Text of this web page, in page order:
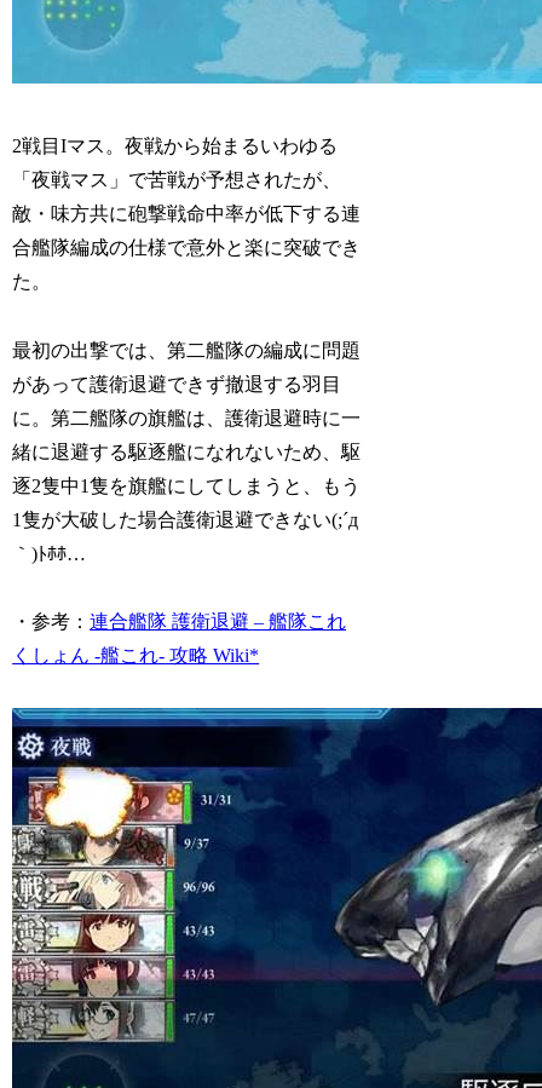
2戦目Iマス。夜戦から始まるいわゆる
「夜戦マス」で苦戦が予想されたが、
敵・味方共に砲撃戦命中率が低下する連
合艦隊編成の仕様で意外と楽に突破でき
た。
最初の出撃では、第二艦隊の編成に問題
があって護衛退避できず撤退する羽目
に。第二艦隊の旗艦は、護衛退避時に一
緒に退避する駆逐艦になれないため、駆
逐2隻中1隻を旗艦にしてしまうと、もう
1隻が大破した場合護衛退避できない(;´д
｀)ﾄﾎﾎ…
・参考：連合艦隊 護衛退避 – 艦隊これ
くしょん -艦これ- 攻略 Wiki*